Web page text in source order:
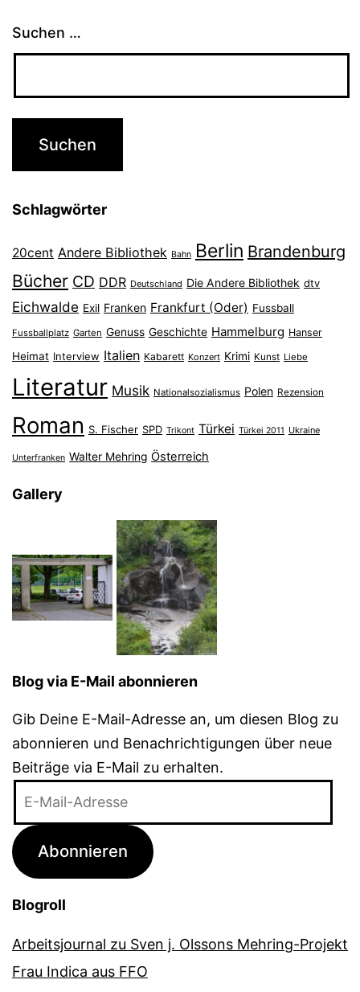
Suchen …
Schlagwörter
20cent Andere Bibliothek Bahn Berlin Brandenburg
Bücher CD DDR Deutschland Die Andere Bibliothek dtv
Eichwalde Exil Franken Frankfurt (Oder) Fussball
Fussballplatz Garten Genuss Geschichte Hammelburg Hanser
Heimat Interview Italien Kabarett Konzert Krimi Kunst Liebe
Literatur Musik Nationalsozialismus Polen Rezension
Roman S. Fischer SPD Trikont Türkei Türkei 2011 Ukraine
Unterfranken Walter Mehring Österreich
Gallery
Blog via E-Mail abonnieren
Gib Deine E-Mail-Adresse an, um diesen Blog zu
abonnieren und Benachrichtigungen über neue
Beiträge via E-Mail zu erhalten.
Adresse
Abonnieren
Blogroll
Arbeitsjournal zu Sven j. Olssons Mehring-Projekt
Frau Indica aus FFO